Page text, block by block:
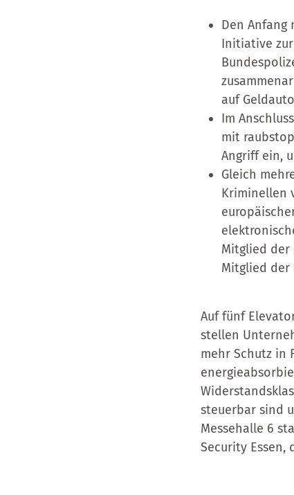
Den Anfang
Initiative
auf
Im
mit
Angriff ein,
Gleich
Kriminellen
Mitglied der
Mitglied der
Auf fünf
stellen
mehr Schutz in
steuerbar sind
Messehalle 6
Security Essen,